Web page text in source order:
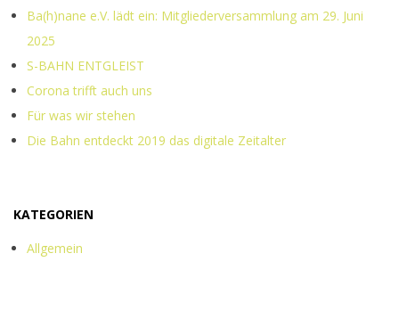
Ba(h)nane e.V. lädt ein: Mitgliederversammlung am 29. Juni
2025
S-BAHN ENTGLEIST
Corona trifft auch uns
Für was wir stehen
Die Bahn entdeckt 2019 das digitale Zeitalter
KATEGORIEN
Allgemein